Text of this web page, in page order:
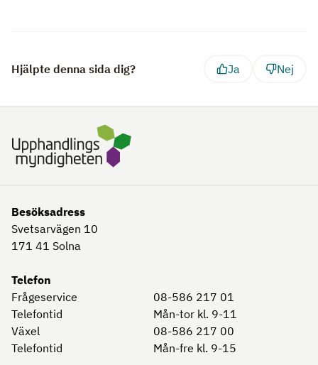
Hjälpte denna sida dig? Ja Nej
Besöksadress
Svetsarvägen 10
171 41 Solna
Telefon
Frågeservice
08-586 217 01
Telefontid
Mån-tor kl. 9-11
Växel
08-586 217 00
Telefontid
Mån-fre kl. 9-15